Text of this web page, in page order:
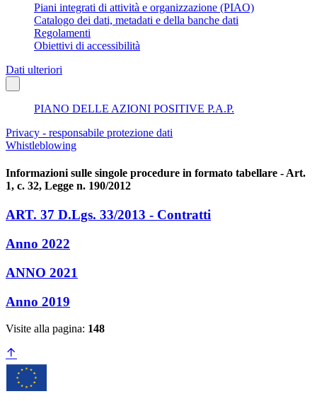
Piani integrati di attività e organizzazione (PIAO)
Catalogo dei dati, metadati e della banche dati
Regolamenti
Obiettivi di accessibilità
Dati ulteriori
PIANO DELLE AZIONI POSITIVE P.A.P.
Privacy - responsabile protezione dati
Whistleblowing
Informazioni sulle singole procedure in formato tabellare - Art.
1, c. 32, Legge n. 190/2012
ART. 37 D.Lgs. 33/2013 - Contratti
Anno 2022
ANNO 2021
Anno 2019
Visite alla pagina: 148